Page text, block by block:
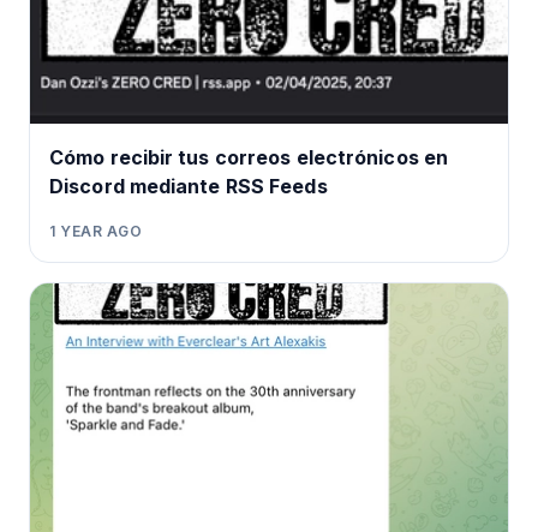
Cómo recibir tus correos electrónicos en
Discord mediante RSS Feeds
1 YEAR AGO